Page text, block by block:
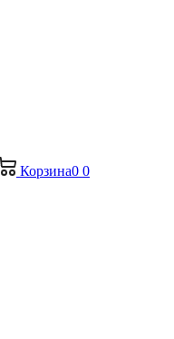
Корзина0 0